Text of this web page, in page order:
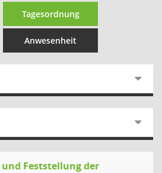
Tagesordnung
Anwesenheit
Feststellung der